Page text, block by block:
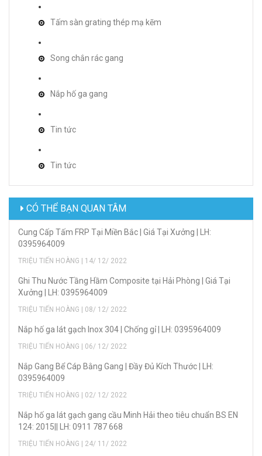
Tấm sàn grating thép mạ kẽm
Song chắn rác gang
Nắp hố ga gang
Tin tức
Tin tức
CÓ THỂ BẠN QUAN TÂM
Cung Cấp Tấm FRP Tại Miền Bắc | Giá Tại Xưởng | LH:
0395964009
TRIỆU TIẾN HOÀNG | 14/ 12/ 2022
Ghi Thu Nước Tầng Hầm Composite tại Hải Phòng | Giá Tại
Xưởng | LH: 0395964009
TRIỆU TIẾN HOÀNG | 08/ 12/ 2022
Nắp hố ga lát gạch Inox 304 | Chống gỉ | LH: 0395964009
TRIỆU TIẾN HOÀNG | 06/ 12/ 2022
Nắp Gang Bể Cáp Bằng Gang | Đầy Đủ Kích Thước | LH:
0395964009
TRIỆU TIẾN HOÀNG | 02/ 12/ 2022
Nắp hố ga lát gạch gang cầu Minh Hải theo tiêu chuẩn BS EN
124: 2015|| LH: 0911 787 668
TRIỆU TIẾN HOÀNG | 24/ 11/ 2022